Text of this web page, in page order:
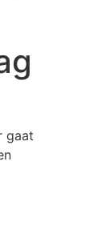
gaat